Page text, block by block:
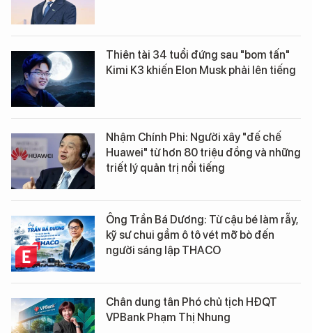
Thiên tài 34 tuổi đứng sau "bom tấn"
Kimi K3 khiến Elon Musk phải lên tiếng
Nhậm Chính Phi: Người xây "đế chế
Huawei" từ hơn 80 triệu đồng và những
triết lý quản trị nổi tiếng
Ông Trần Bá Dương: Từ cậu bé làm rẫy,
kỹ sư chui gầm ô tô vét mỡ bò đến
người sáng lập THACO
Chân dung tân Phó chủ tịch HĐQT
VPBank Phạm Thị Nhung